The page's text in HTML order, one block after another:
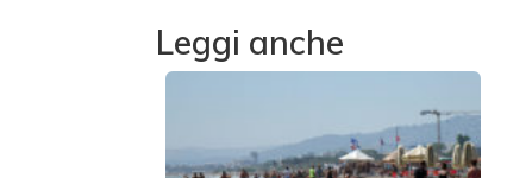
Leggi anche